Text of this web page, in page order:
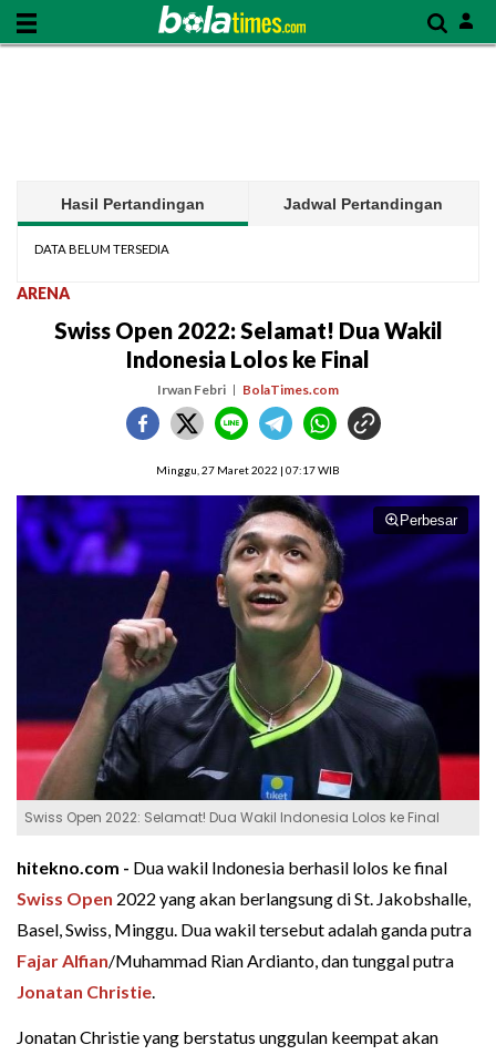
Hasil Pertandingan Jadwal Pertandingan
DATA BELUM TERSEDIA
ARENA
Swiss Open 2022: Selamat! Dua Wakil
Indonesia Lolos ke Final
Irwan Febri BolaTimes.com
Minggu, 27 Maret 2022 | 07:17 WIB
Perbesar
Swiss Open 2022: Selamat! Dua Wakil Indonesia Lolos ke Final
hitekno.com - Dua wakil Indonesia berhasil lolos ke final
Swiss Open 2022 yang akan berlangsung di St. Jakobshalle,
Basel, Swiss, Minggu. Dua wakil tersebut adalah ganda putra
Fajar Alfian/Muhammad Rian Ardianto, dan tunggal putra
Jonatan Christie.
Jonatan Christie yang berstatus unggulan keempat akan